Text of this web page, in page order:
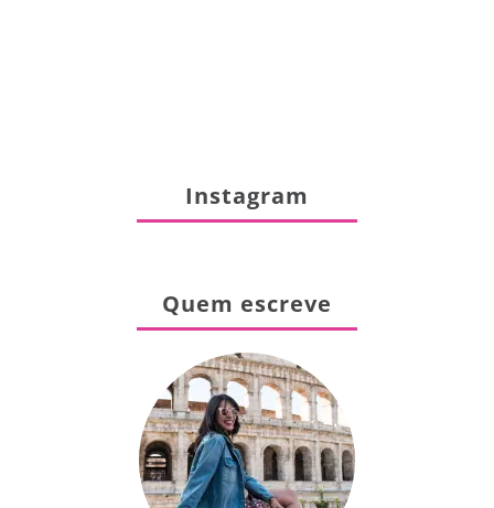
Instagram
Quem escreve